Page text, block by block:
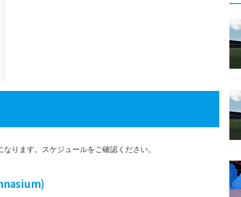
ります。スケジュールをご確認ください。